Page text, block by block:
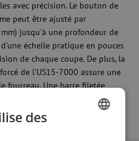
avec précision. Le bouton de
peut être ajusté par
jusqu'à une profondeur de
échelle pratique en pouces
de chaque coupe. De plus, la
de l'US15-7000 assure une
fourreau. Une barre filetée
la mâchoire au diamètre du
des